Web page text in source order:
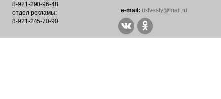
8-921-290-96-48
отдел рекламы:
8-921-245-70-90
е-mail: ustvesty@mail.ru